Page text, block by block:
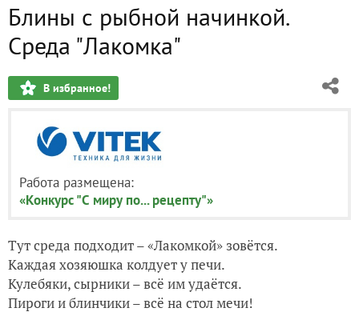
Блины с рыбной начинкой.
Среда "Лакомка"
В избранное!
Работа размещена:
«Конкурс "С миру по... рецепту"»
Тут среда подходит – «Лакомкой» зовётся.
Каждая хозяюшка колдует у печи.
Кулебяки, сырники – всё им удаётся.
Пироги и блинчики – всё на стол мечи!